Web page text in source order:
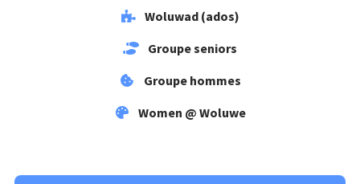
Woluwad (ados)
Groupe seniors
Groupe hommes
Women @ Woluwe